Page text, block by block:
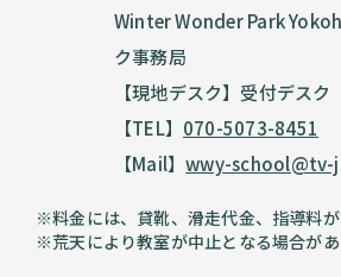
Winter Wonder Park
ク事務局
【現地デスク】受付デスク
【TEL】 070-5073-8451
【Mail】wwy-school@tv-
※料金には、貸靴、滑走代金、指導料が
※荒天により教室が中止となる場合があ